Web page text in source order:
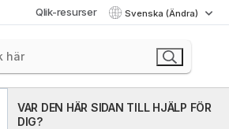
Qlik-resurser Svenska (Ändra)
VAR DEN HÄR SIDAN TILL HJÄLP FÖR
DIG?